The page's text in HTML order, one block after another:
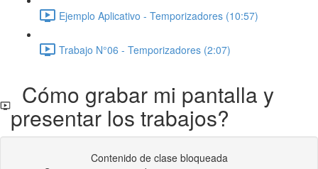
Ejemplo Aplicativo - Temporizadores (10:57)
Trabajo N°06 - Temporizadores (2:07)
Cómo grabar mi pantalla y
presentar los trabajos?
Contenido de clase bloqueada